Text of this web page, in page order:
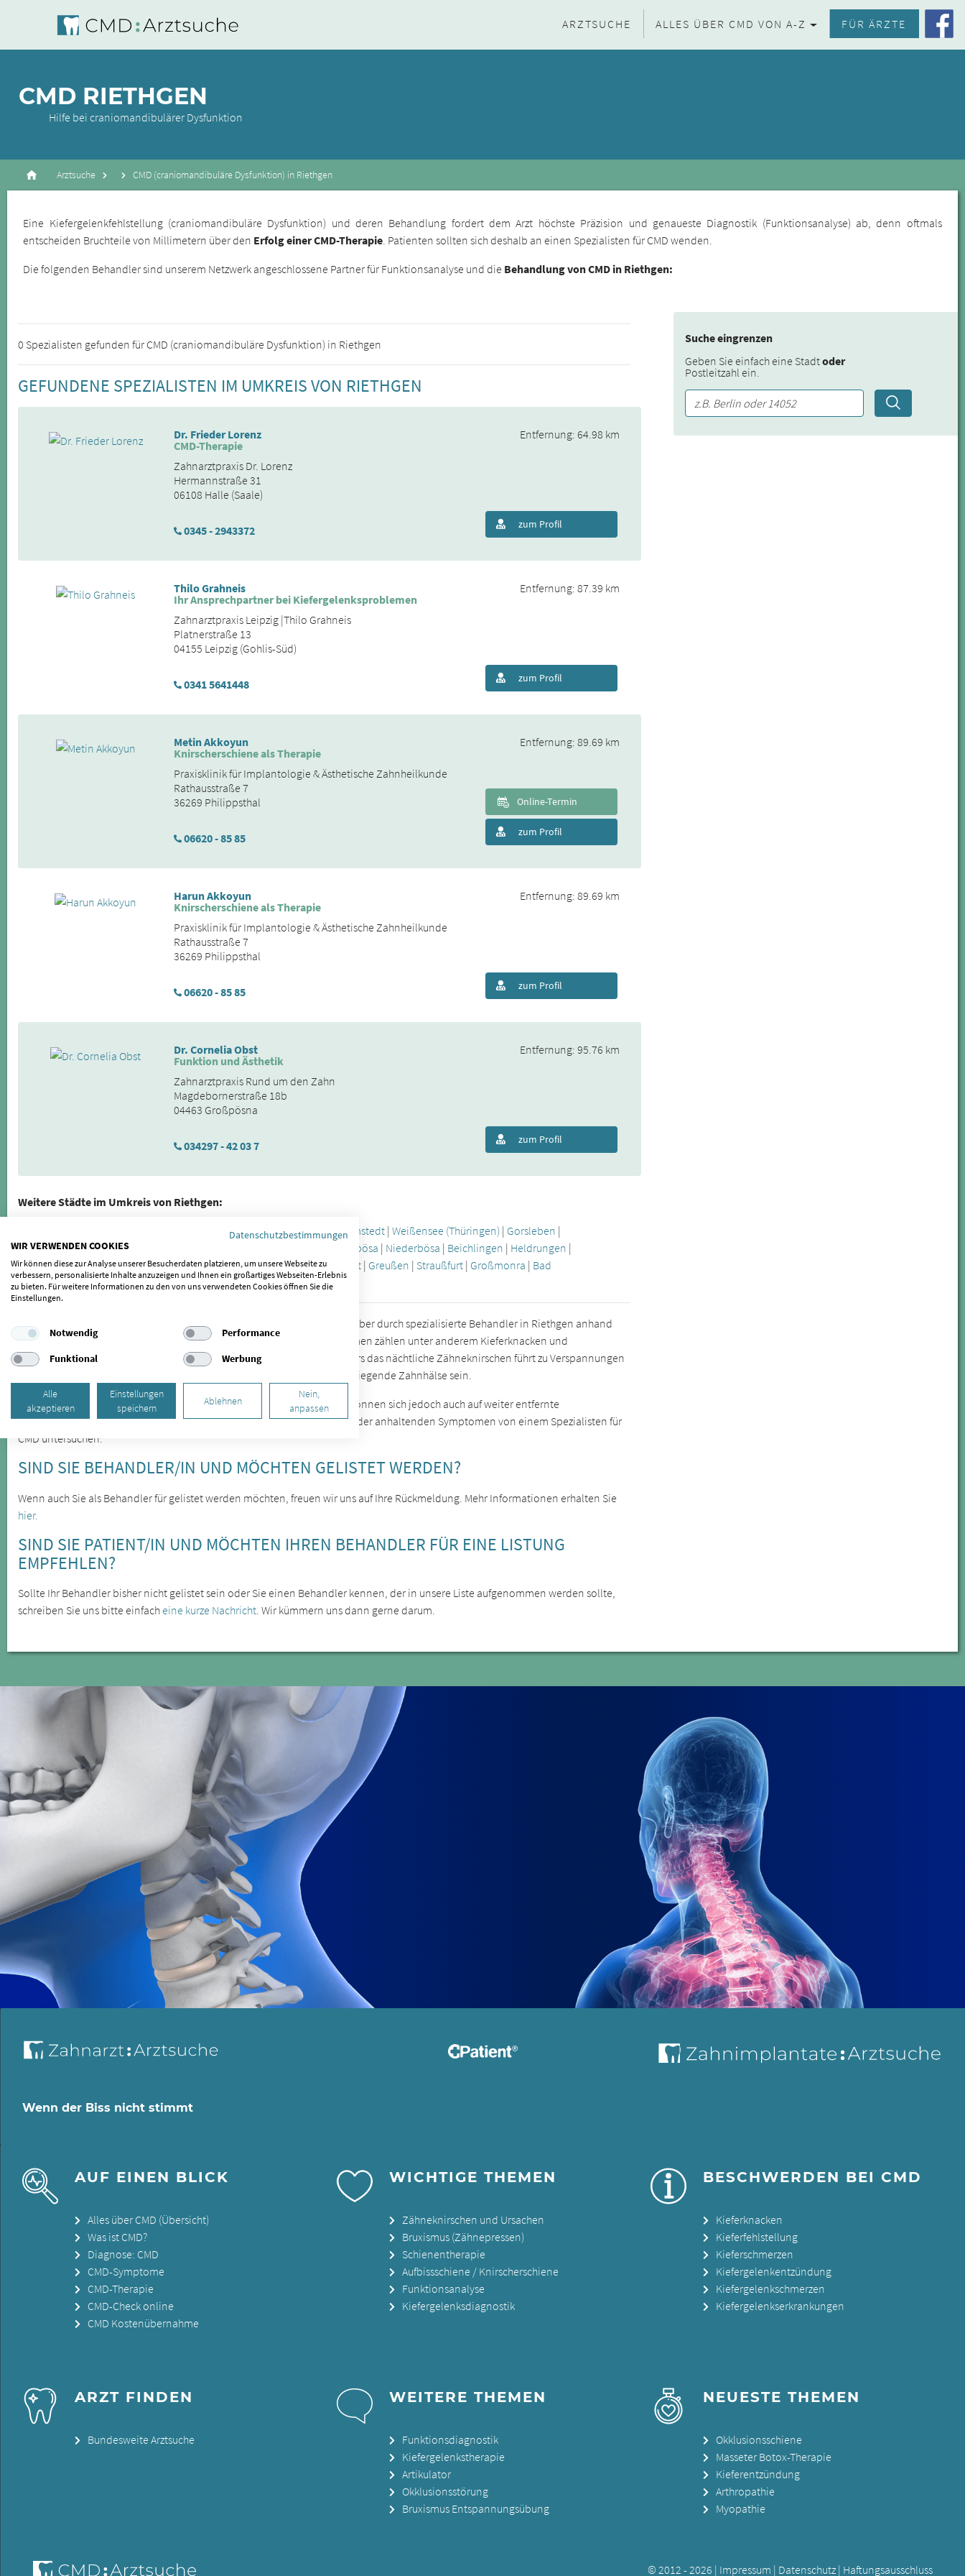
ARZTSUCHE ALLES ÜBER CMD VON A-Z FÜR ÄRZTE
CMD RIETHGEN
Hilfe bei craniomandibulärer Dysfunktion
Arztsuche CMD (craniomandibuläre Dysfunktion) in Riethgen
Eine Kiefergelenkfehlstellung (craniomandibuläre Dysfunktion) und deren Behandlung fordert dem Arzt höchste Präzision und genaueste Diagnostik (Funktionsanalyse) ab, denn oftmals
entscheiden Bruchteile von Millimetern über den Erfolg einer CMD-Therapie . Patienten sollten sich deshalb an einen Spezialisten für CMD wenden.
Die folgenden Behandler sind unserem Netzwerk angeschlossene Partner für Funktionsanalyse und die Behandlung von CMD in Riethgen:
Suche eingrenzen
Geben Sie einfach eine Stadtoder
Postleitzahl ein.
0 Spezialisten gefunden für CMD (craniomandibuläre Dysfunktion) in Riethgen
GEFUNDENE SPEZIALISTEN IM UMKREIS VON RIETHGEN
Dr. Frieder Lorenz
CMD-Therapie
Zahnarztpraxis Dr. Lorenz
Hermannstraße 31
06108 Halle (Saale)
0345 - 2943372
Entfernung: 64.98 km
zum Profil
Thilo Grahneis
Ihr Ansprechpartner bei Kiefergelenksproblemen
Zahnarztpraxis Leipzig |Thilo Grahneis
Platnerstraße 13
04155 Leipzig (Gohlis-Süd)
0341 5641448
Entfernung: 87.39 km
zum Profil
Metin Akkoyun
Knirscherschiene als Therapie
Praxisklinik für Implantologie & Ästhetische Zahnheilkunde
Rathausstraße 7
36269 Philippsthal
06620 - 85 85
Entfernung: 89.69 km
zum Profil
Online-Termin
Harun Akkoyun
Knirscherschiene als Therapie
Praxisklinik für Implantologie & Ästhetische Zahnheilkunde
Rathausstraße 7
36269 Philippsthal
06620 - 85 85
Entfernung: 89.69 km
zum Profil
Dr. Cornelia Obst
Funktion und Ästhetik
Zahnarztpraxis Rund um den Zahn
Magdebornerstraße 18b
04463 Großpösna
034297 - 42 03 7
Entfernung: 95.76 km
zum Profil
Weitere Städte im Umkreis von Riethgen:
Bilzingsleben|Schillingstedt|Frömmstedt |Weißensee (Thüringen) | Gorsleben |
Herrnschwende|Hemleben Oberbösa | Niederbösa | Beichlingen | Heldrungen |
Oberheldrungen|Kölleda|Trebra|Wundersleben|Hauteroda|Topfstedt | Greußen | Straußfurt | Großmonra | Bad
Frankenhausen/Kyffhäuser|Clingen|Bretleben
Die Craniomandibuläre Dysfunktion wird oft erst spät erkannt, lässt sich aber durch spezialisierte Behandler in Riethgen anhand
verschiedener Symptome feststellen. Zu den offensichtlicheren Symptomen zählen unter anderem Kieferknacken und
Zähneknirschen, die Sie in Riethgen behandeln lassen können. Besonders das nächtliche Zähneknirschen führt zu Verspannungen
und zu Zahnabrieb. Eine weitere Folge des Zähneknirschens können freiliegende Zahnhälse sein.
Kieferfehlstellungen sind die Ursache für Kiefergelenkbeschwerden, sie können sich jedoch auch auf weiter entfernte
Körperregionen auswirken. Lassen Sie sich daher bei wiederkehrenden oder anhaltenden Symptomen von einem Spezialisten für
CMD untersuchen.
SIND SIE BEHANDLER/IN UND MÖCHTEN GELISTET WERDEN?
Wenn auch Sie als Behandler für gelistet werden möchten, freuen wir uns auf Ihre Rückmeldung. Mehr Informationen erhalten Sie
hier.
SIND SIE PATIENT/IN UND MÖCHTEN IHREN BEHANDLER FÜR EINE LISTUNG
EMPFEHLEN?
Sollte Ihr Behandler bisher nicht gelistet sein oder Sie einen Behandler kennen, der in unsere Liste aufgenommen werden sollte,
schreiben Sie uns bitte einfacheine kurze Nachricht . Wir kümmern uns dann gerne darum.
Wenn der Biss nicht stimmt
AUF EINEN BLICK
Alles über CMD (Übersicht)
Was ist CMD?
Diagnose: CMD
CMD-Symptome
CMD-Therapie
CMD-Check online
CMD Kostenübernahme
WICHTIGE THEMEN
Zähneknirschen und Ursachen
Bruxismus (Zähnepressen)
Schienentherapie
Aufbissschiene / Knirscherschiene
Funktionsanalyse
Kiefergelenksdiagnostik
BESCHWERDEN BEI CMD
Kieferknacken
Kieferfehlstellung
Kieferschmerzen
Kiefergelenkentzündung
Kiefergelenkschmerzen
Kiefergelenkserkrankungen
ARZT FINDEN
Bundesweite Arztsuche
WEITERE THEMEN
Funktionsdiagnostik
Kiefergelenkstherapie
Artikulator
Okklusionsstörung
Bruxismus Entspannungsübung
NEUESTE THEMEN
Okklusionsschiene
Masseter Botox-Therapie
Kieferentzündung
Arthropathie
Myopathie
© 2012 - 2026 | Impressum | Datenschutz| Haftungsausschluss
Datenschutzbestimmungen
WIR VERWENDEN COOKIES
Wir können diese zur Analyse unserer Besucherdaten platzieren, um unsere Webseite zu
verbessern, personalisierte Inhalte anzuzeigen und Ihnen ein großartiges Webseiten-Erlebnis
zu bieten. Für weitere Informationen zu den von uns verwendeten Cookies öffnen Sie die
Einstellungen.
Notwendig
Performance
Funktional
Werbung
Alle
akzeptieren
Einstellungen
speichern
Ablehnen
Nein,
anpassen